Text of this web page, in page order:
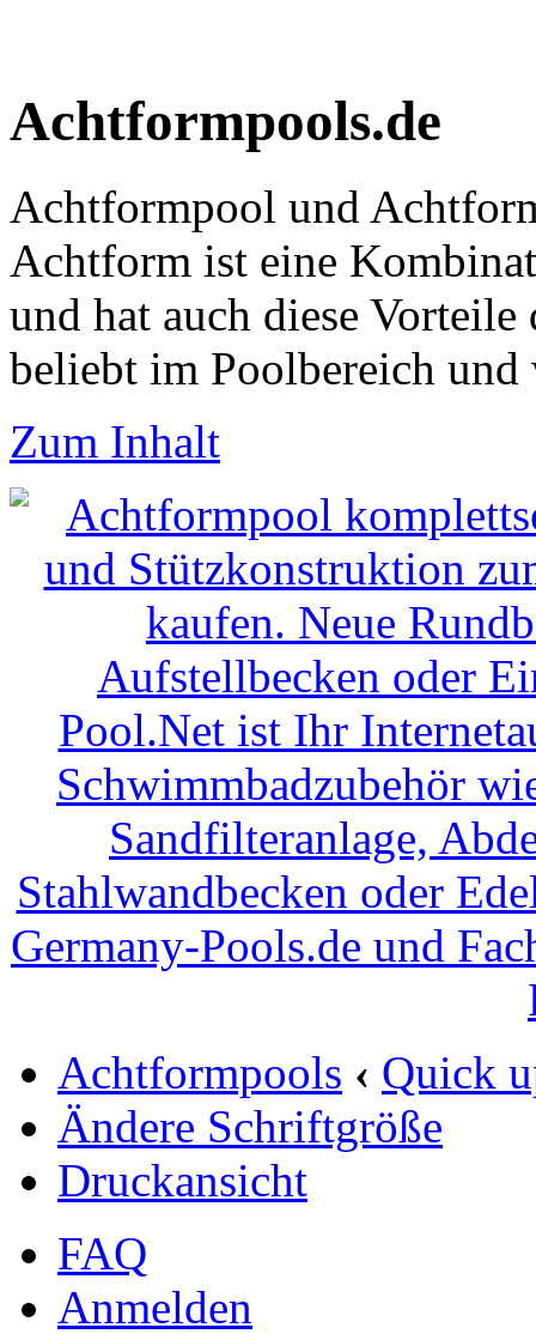
Achtformpools.de
Achtformpool und
Achtform ist eine
und hat auch diese
beliebt im Poolbereich und
Zum Inhalt
Achtformpools ‹ Quick
Ändere Schriftgröße
Druckansicht
FAQ
Anmelden